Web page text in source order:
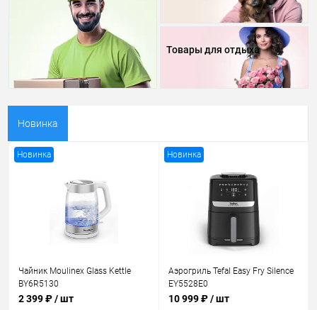
Товары для отдыха
Новинка
Новинка
Чайник Moulinex Glass Kettle
BY6R5130
2 399 ₽/ шт
Новинка
Аэрогриль Tefal Easy Fry Silence
EY5528E0
10 999 ₽/ шт